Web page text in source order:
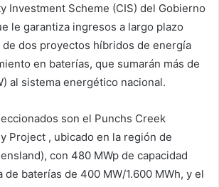
Investment Scheme (CIS) del Gobierno
le garantiza ingresos a largo plazo
dos proyectos híbridos de energía
en baterías, que sumarán más de
al sistema energético nacional.
son el Punchs Creek
Project , ubicado en la región de
con 480 MWp de capacidad
de baterías de 400 MW/1.600 MWh, y el